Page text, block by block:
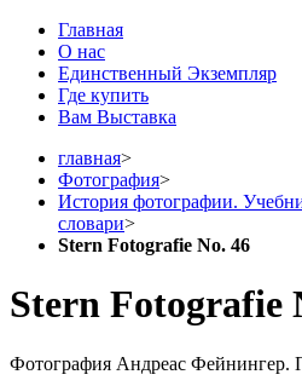
Главная
О нас
Единственный Экземпляр
Где купить
Вам Выставка
главная>
Фотография>
История фотографии.
словари>
Stern Fotografie No. 46
Stern Fotografie
Фотография Андреас